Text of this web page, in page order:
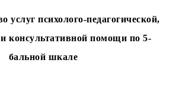
услуг психолого-педагогической,
консультативной помощи по 5-
бальной шкале